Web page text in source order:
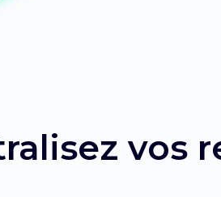
vos